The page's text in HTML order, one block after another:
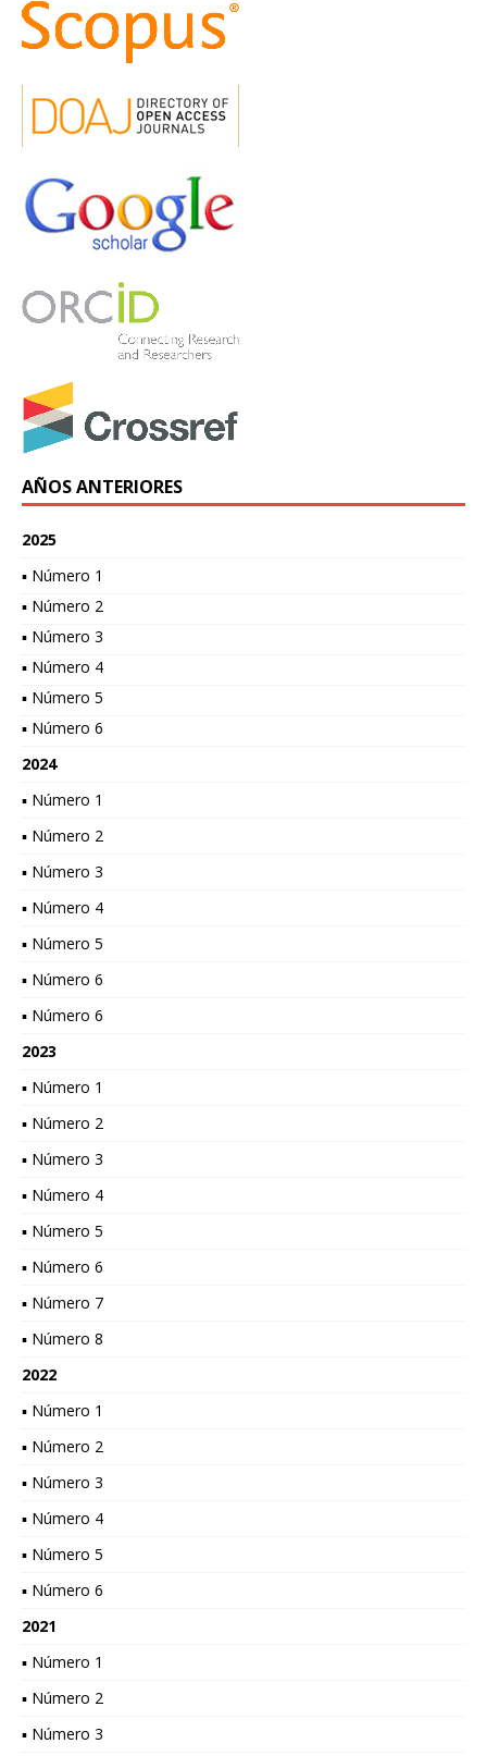
AÑOS ANTERIORES
2025
▪ Número 1
▪ Número 2
▪ Número 3
▪ Número 4
▪ Número 5
▪ Número 6
2024
▪ Número 1
▪ Número 2
▪ Número 3
▪ Número 4
▪ Número 5
▪ Número 6
▪ Número 6
2023
▪ Número 1
▪ Número 2
▪ Número 3
▪ Número 4
▪ Número 5
▪ Número 6
▪ Número 7
▪ Número 8
2022
▪ Número 1
▪ Número 2
▪ Número 3
▪ Número 4
▪ Número 5
▪ Número 6
2021
▪ Número 1
▪ Número 2
▪ Número 3